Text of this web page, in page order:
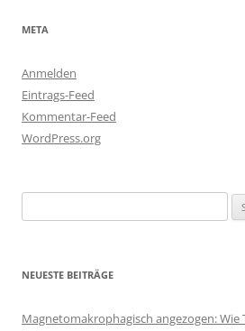
META
Anmelden
Eintrags-Feed
Kommentar-Feed
WordPress.org
nach:
NEUESTE BEITRÄGE
Magnetomakrophagisch angezogen: Wie